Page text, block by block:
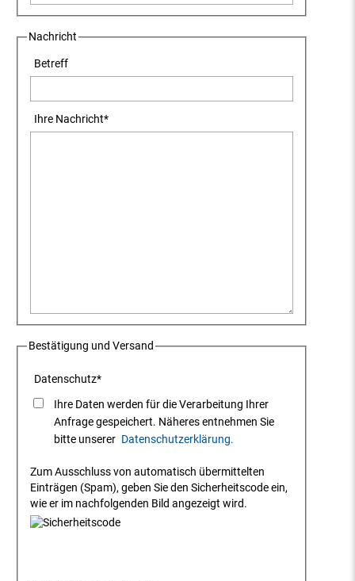
Nachricht
Betreff
Ihre Nachricht*
Bestätigung und Versand
Datenschutz*
Ihre Daten werden für die Verarbeitung Ihrer
Anfrage gespeichert. Näheres entnehmen Sie
bitte unserer Datenschutzerklärung.
Zum Ausschluss von automatisch übermittelten
Einträgen (Spam), geben Sie den Sicherheitscode ein,
wie er im nachfolgenden Bild angezeigt wird.